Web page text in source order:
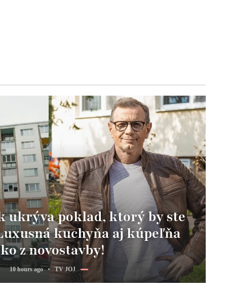
ukrýva poklad, ktorý by ste
kuchyňa aj kúpeľňa
z novostavby!
10 hours ago TV JOJ